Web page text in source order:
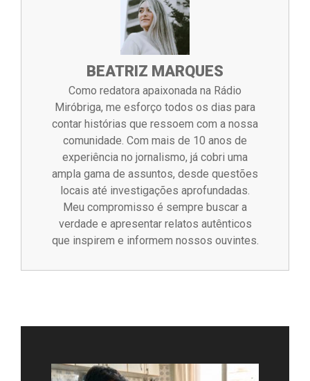
BEATRIZ MARQUES
Como redatora apaixonada na Rádio
Miróbriga, me esforço todos os dias para
contar histórias que ressoem com a nossa
comunidade. Com mais de 10 anos de
experiência no jornalismo, já cobri uma
ampla gama de assuntos, desde questões
locais até investigações aprofundadas.
Meu compromisso é sempre buscar a
verdade e apresentar relatos autênticos
que inspirem e informem nossos ouvintes.